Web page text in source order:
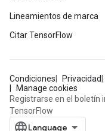
Lineamientos de marca
Citar TensorFlow
Condiciones Privacidad
Manage cookies
Registrarse en el boletín
TensorFlow